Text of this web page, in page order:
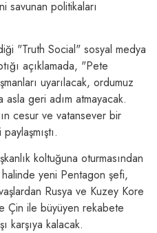
savunan politikaları
"Truth Social" sosyal medya
açıklamada, "Pete
uyarılacak, ordumuz
geri adım atmayacak.
cesur ve vatansever bir
koltuğuna oturmasından
yeni Pentagon şefi,
Rusya ve Kuzey Kore
Çin ile büyüyen rekabete
karşıya kalacak.